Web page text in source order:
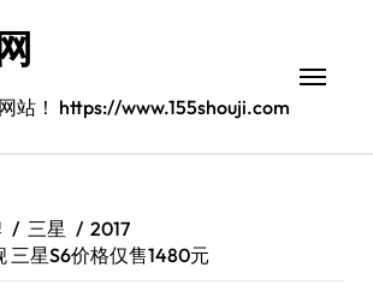
站！ https://www.155shouji.com
三星
2017
三星S6价格仅售1480元